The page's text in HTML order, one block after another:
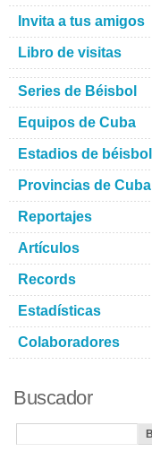
Invita a tus amigos
Libro de visitas
Series de Béisbol
Equipos de Cuba
Estadios de béisbol
Provincias de Cuba
Reportajes
Artículos
Records
Estadísticas
Colaboradores
Buscador